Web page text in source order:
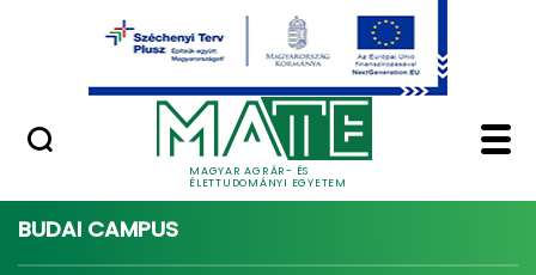
Ugrás a fő tartalomhoz
MAGYAR AGRÁR- ÉS
ÉLETTUDOMÁNYI EGYETEM
Minőségügy
Home - Magyar
BUDAI CAMPUS